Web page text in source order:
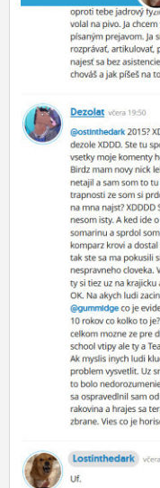
ČINŽIAK
FÓRUM
STATUSY
BLOGY
OBRÁZKY
ĽUDIA
MÔJ PROFIL
NASTAVENIA
ROLETA